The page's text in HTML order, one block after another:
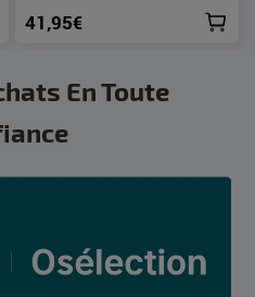
41,95€
En Toute